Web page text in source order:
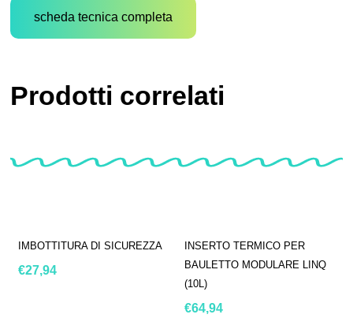
scheda tecnica completa
Prodotti correlati
IMBOTTITURA DI SICUREZZA
€27,94
INSERTO TERMICO PER
BAULETTO MODULARE LINQ
(10L)
€64,94